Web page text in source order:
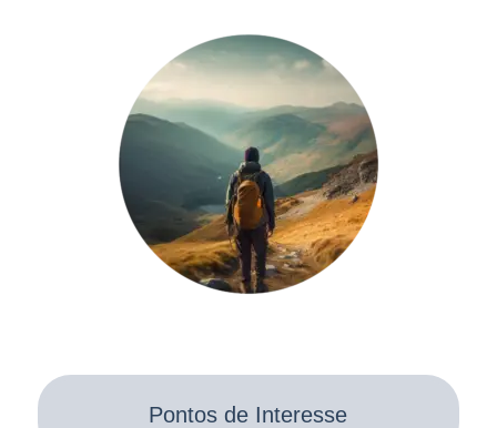
Pontos de Interesse